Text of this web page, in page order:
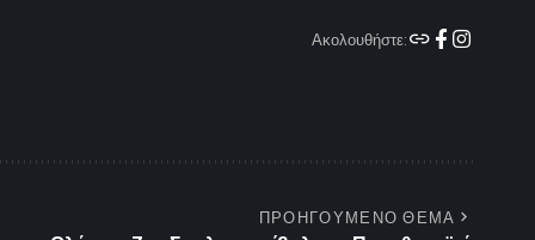
Ακολουθήστε:
ΠΡΟΗΓΟΥΜΕΝΟ ΘΕΜΑ